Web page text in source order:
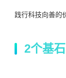
践行科技向善的
2个基石